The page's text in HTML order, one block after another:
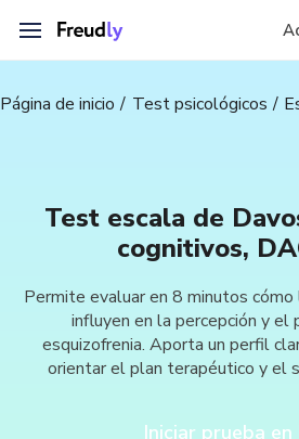
Página de inicio Test psicológicos
Test escala de
cognitivos,
Permite evaluar en 8 minutos
influyen en la percepción y el
esquizofrenia. Aporta un perfil
orientar el plan terapéutico y el
Iniciar prueba en